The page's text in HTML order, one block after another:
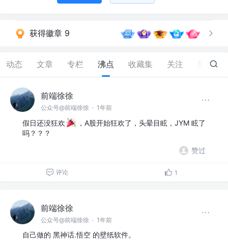
获得徽章 9
动态 文章 专栏 沸点 收藏集 关注 47
前端徐徐
公众号@前端徐徐 · 1年前
假日还没狂欢
，A股开始狂欢了，头晕目眩，JYM 眩了
吗？？？
赞过
评论 1
前端徐徐
公众号@前端徐徐 · 1年前
自己做的 黑神话.悟空 的壁纸软件。